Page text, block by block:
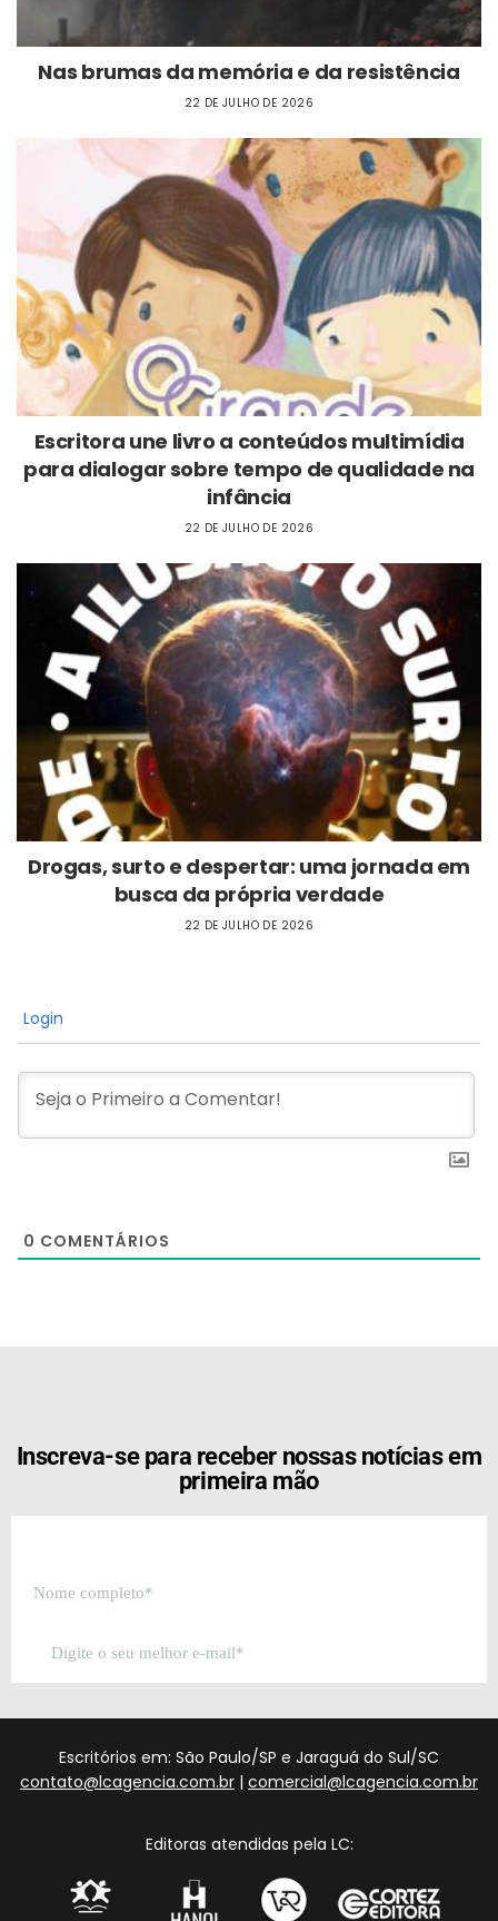
Nas brumas da memória e da resistência
22 DE JULHO DE 2026
Escritora une livro a conteúdos multimídia
para dialogar sobre tempo de qualidade na
infância
22 DE JULHO DE 2026
Drogas, surto e despertar: uma jornada em
busca da própria verdade
22 DE JULHO DE 2026
Login
0 COMENTÁRIOS
Inscreva-se para receber nossas notícias em
primeira mão
Escritórios em: São Paulo/SP e Jaraguá do Sul/SC
contato@lcagencia.com.br | comercial@lcagencia.com.br
Editoras atendidas pela LC: